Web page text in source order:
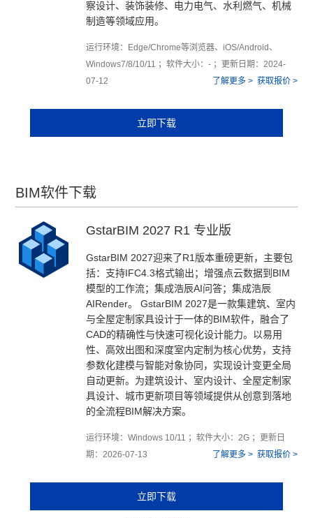
察设计、装饰装修、电力电气、水利燃气、机械
制造等领域应用。
运行环境：Edge/Chrome等浏览器、iOS/Android、
Windows7/8/10/11 ；软件大小：- ；更新日期：2024-
07-12
获取报价 >
了解更多 >
立即下载
BIM软件下载
GstarBIM 2027 R1 专业版
GstarBIM 2027迎来了R1版本重磅更新，主要包
括：支持IFC4.3格式输出；增强点云数据到BIM
模型的工作流；集成浩辰AI问答；集成浩辰
AIRender。 GstarBIM 2027是一款集建筑、室内
与全屋定制家具设计于一体的BIM软件，融合了
CAD的精确性与快速可视化设计能力。以易用
性、高效出图和深度室内定制为核心优势，支持
参数化建模与智能对象协同，实现设计变更全局
自动更新。为建筑设计、室内设计、全屋定制家
具设计、城市更新项目等领域提供从创意到落地
的全流程BIM解决方案。
运行环境：Windows 10/11 ；软件大小：2G ；更新日
期：2026-07-13
获取报价 >
了解更多 >
立即下载